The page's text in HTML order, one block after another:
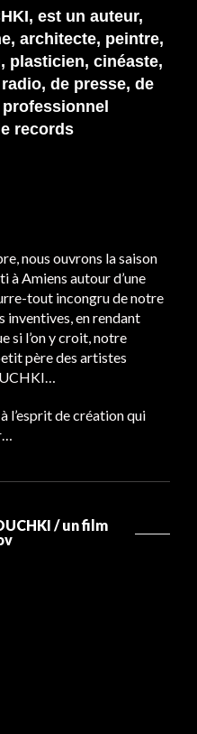
est un auteur,
architecte, peintre,
plasticien, cinéaste,
de presse, de
records
nous ouvrons la saison
à Amiens autour d’une
tout incongru de notre
inventives, en rendant
si l’on y croit, notre
père des artistes
l’esprit de création qui
/ un film